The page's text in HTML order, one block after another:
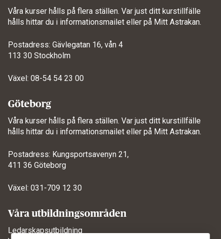
Våra kurser hålls på flera ställen. Var just ditt kurstillfälle
hålls hittar du i informationsmailet eller på Mitt Astrakan.
Postadress: Gävlegatan 16, vån 4
113 30 Stockholm
Växel: 08-54 54 23 00
Göteborg
Våra kurser hålls på flera ställen. Var just ditt kurstillfälle
hålls hittar du i informationsmailet eller på Mitt Astrakan.
Postadress: Kungsportsavenyn 21,
411 36 Göteborg
Växel: 031-709 12 30
Våra utbildningsområden
Ledarskapsutbildning